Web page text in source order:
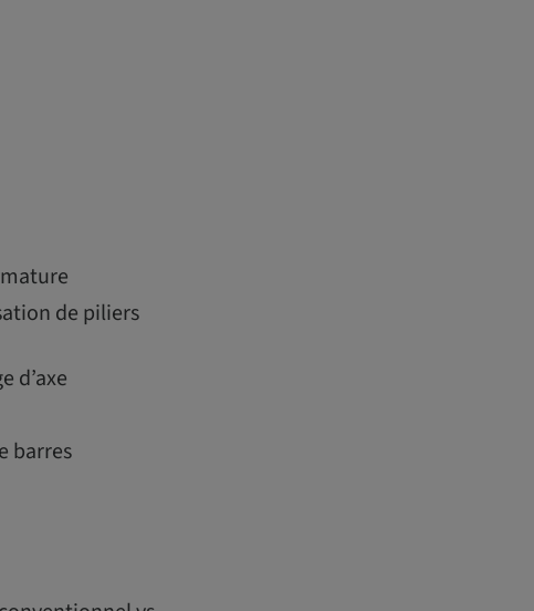
de piliers
d’axe
barres